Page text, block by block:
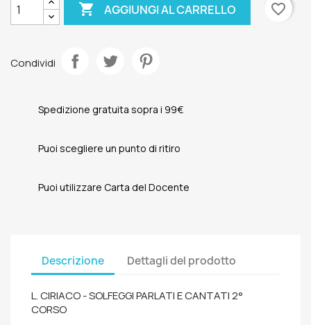
 AGGIUNGI AL CARRELLO favorite_border
Condividi
Spedizione gratuita sopra i 99€
Puoi scegliere un punto di ritiro
Puoi utilizzare Carta del Docente
Descrizione Dettagli del prodotto
L. CIRIACO - SOLFEGGI PARLATI E CANTATI 2°
CORSO